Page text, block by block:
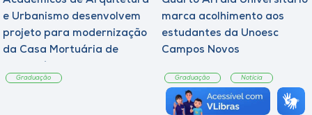
e Urbanismo desenvolvem
projeto para modernização
da Casa Mortuária de
Graduação
marca acolhimento aos
estudantes da Unoesc
Campos Novos
Graduação Notícia